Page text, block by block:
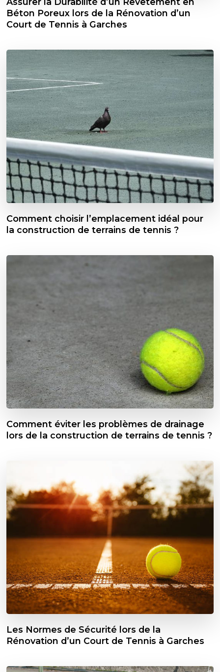
Béton Poreux lors de la Rénovation d’un
Court de Tennis à Garches
Comment choisir l’emplacement idéal pour
la construction de terrains de tennis ?
Comment éviter les problèmes de drainage
lors de la construction de terrains de tennis ?
Les Normes de Sécurité lors de la
Rénovation d’un Court de Tennis à Garches